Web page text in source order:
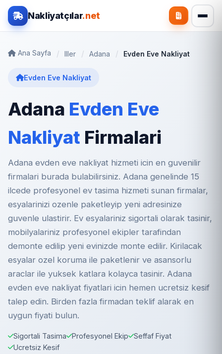
Nakliyatçılar.net
Ana Sayfa Iller Adana Evden Eve Nakliyat
Evden Eve Nakliyat
Adana Evden Eve
Nakliyat Firmalari
Adana evden eve nakliyat hizmeti icin en guvenilir
firmalari burada bulabilirsiniz. Adana genelinde 15
ilcede profesyonel ev tasima hizmeti sunan firmalar,
esyalarinizi ozenle paketleyip yeni adresinize
guvenle ulastirir. Ev esyalariniz sigortali olarak tasinir,
mobilyalariniz profesyonel ekipler tarafindan
demonte edilip yeni evinizde monte edilir. Kirilacak
esyalar ozel koruma ile paketlenir ve asansorlu
araclar ile yuksek katlara kolayca tasinir. Adana
evden eve nakliyat fiyatlari icin hemen ucretsiz kesif
talep edin. Birden fazla firmadan teklif alarak en
uygun fiyati bulun.
Sigortali Tasima Profesyonel Ekip
Seffaf Fiyat
Ucretsiz Kesif